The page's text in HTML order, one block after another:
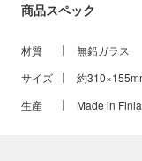
商品スペック
材質
無鉛ガラス
サイズ
約
生産
Made in